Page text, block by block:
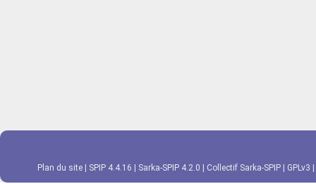
Plan du site SPIP 4.4.16 Sarka-SPIP 4.2.0 Collectif Sarka-SPIP GPLv3